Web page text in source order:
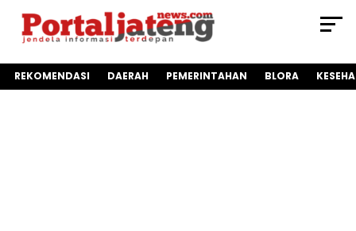
REKOMENDASI DAERAH PEMERINTAHAN BLORA